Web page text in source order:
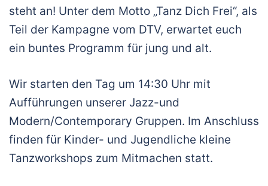
steht an! Unter dem Motto „Tanz Dich Frei“, als
Teil der Kampagne vom DTV, erwartet euch
ein buntes Programm für jung und alt.
Wir starten den Tag um 14:30 Uhr mit
Aufführungen unserer Jazz-und
Modern/Contemporary Gruppen. Im Anschluss
finden für Kinder- und Jugendliche kleine
Tanzworkshops zum Mitmachen statt.